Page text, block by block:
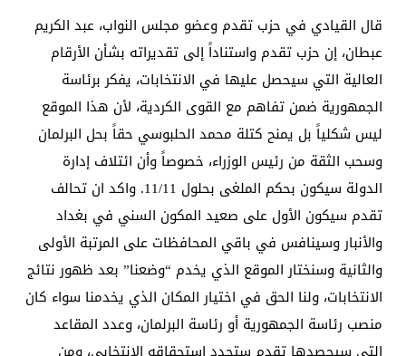
قال القيادي في حزب تقدم وعضو مجلس النواب، عبد الكريم
عبطان، إن حزب تقدم واستناداً إلى تقديراته بشأن الأرقام
العالية التي سيحصل عليها في الانتخابات، يفكر برئاسة
الجمهورية ضمن تفاهم مع القوى الكردية، لأن هذا الموقع
ليس شكلياً بل يمنح كتلة محمد الحلبوسي حقاً بحل البرلمان
وسحب الثقة من رئيس الوزراء، خصوصاً وأن ائتلاف إدارة
الدولة سيكون بحكم الملغى بحلول 11/11. واكد ان تحالف
تقدم سيكون الأول على صعيد المكون السني في بغداد
والأنبار وسينافس في باقي المحافظات على المرتبة الأولى
والثانية وسنختار الموقع الذي يخدم “وضعنا” بعد ظهور نتائج
الانتخابات، ولنا الحق في اختيار المكان الذي يخدمنا سواء كان
منصب رئاسة الجمهورية أو رئاسة البرلمان، وعدد المقاعد